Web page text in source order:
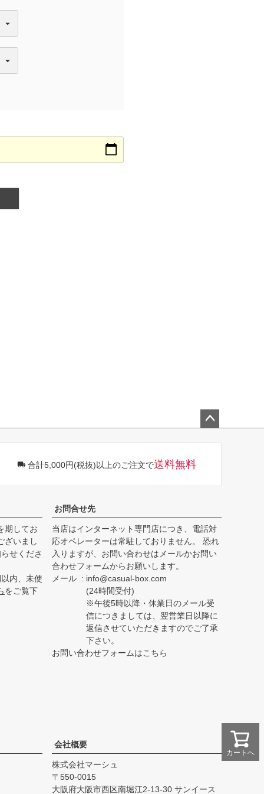
カートへ
合計5,000円(税抜)以上のご注文で送料無料
期してお
ざいまし
せくださ
内、未使
をご覧下
お問合せ先
当店はインターネット専門店につき、電話対
応オペレーターは常駐しておりません。 恐れ
入りますが、お問い合わせはメールかお問い
合わせフォームからお願いします。
メール
info@casual-box.com
(24時間受付)
※午後5時以降・休業日のメール受
信につきましては、翌営業日以降に
返信させていただきますのでご了承
下さい。
お問い合わせフォームはこちら
会社概要
株式会社マーシュ
550-0015
大阪府大阪市西区南堀江2-13-30 サンイース